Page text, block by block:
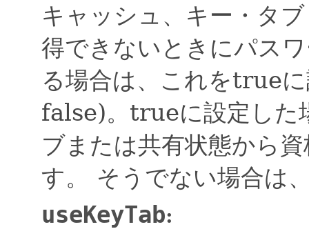
キャッシュ、キー・タ
得できないときにパス
る場合は、これをtrue
false)。trueに設定した
ブまたは共有状態から
す。
そうでない場合は
useKeyTab: